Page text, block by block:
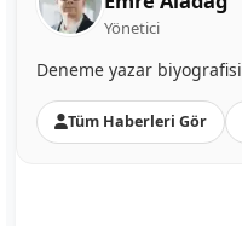
Yönetici
Deneme yazar biyografisi
Tüm Haberleri Gör